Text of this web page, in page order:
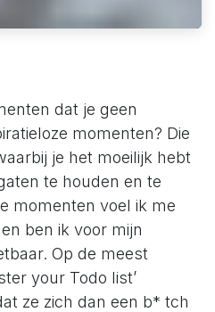
dat je geen
momenten? Die
je het moeilijk hebt
te houden en te
momenten voel ik me
ben ik voor mijn
Op de meest
your Todo list’
ze zich dan een b* tch